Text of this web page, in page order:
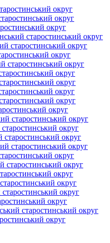
округ
округ
округ
старостинський округ
старостинський округ
округ
старостинський округ
округ
округ
округ
округ
округ
старостинський округ
округ
округ
старостинський округ
округ
старостинський округ
округ
округ
округ
округ
старостинський округ
округ